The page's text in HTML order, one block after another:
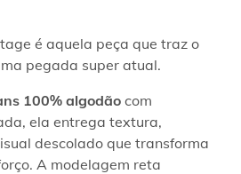
é aquela peça que traz o
pegada super atual.
100% algodão com
ela entrega textura,
descolado que transforma
A modelagem reta